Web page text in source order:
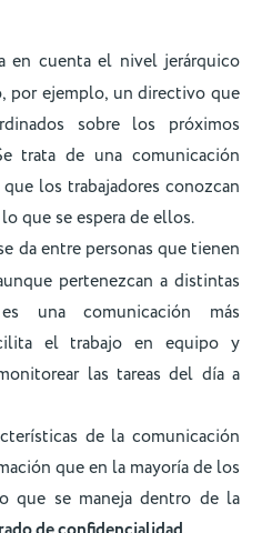
en cuenta el nivel jerárquico
por ejemplo, un directivo que
sobre los próximos
trata de una comunicación
los trabajadores conozcan
que se espera de ellos.
da entre personas que tienen
pertenezcan a distintas
una comunicación más
el trabajo en equipo y
las tareas del día a
de la comunicación
que en la mayoría de los
que se maneja dentro de la